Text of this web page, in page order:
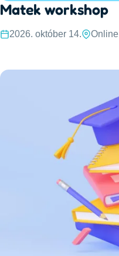
Matek workshop
2026. október 14. Online